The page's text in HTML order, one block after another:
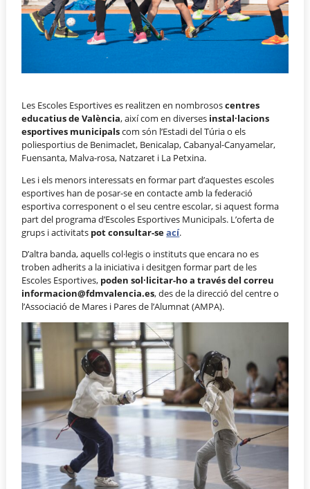
Les Escoles Esportives es realitzen en nombrososcentres
educatius de València, així com en diverses instal·lacions
esportives municipalscom són l’Estadi del Túria o els
poliesportius de Benimaclet, Benicalap, Cabanyal-Canyamelar,
Fuensanta, Malva-rosa, Natzaret i La Petxina.
Les i els menors interessats en formar part d’aquestes escoles
esportives han de posar-se en contacte amb la federació
esportiva corresponent o el seu centre escolar, si aquest forma
part del programa d’Escoles Esportives Municipals. L’oferta de
grups i activitats pot consultar-seací.
D’altra banda, aquells col·legis o instituts que encara no es
troben adherits a la iniciativa i desitgen formar part de les
Escoles Esportives, poden sol·licitar-ho a través del correu
informacion@fdmvalencia.es, des de la direcció del centre o
l’Associació de Mares i Pares de l’Alumnat (AMPA).